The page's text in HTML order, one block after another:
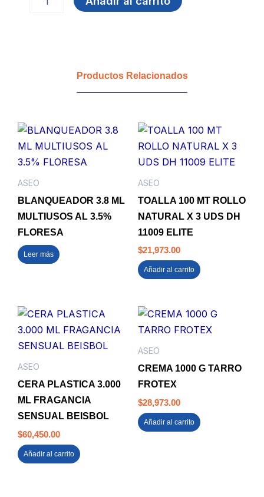
ABRASIVO
Productos Relacionados
ASEO
BLANQUEADOR 3.8 ML
MULTIUSOS AL 3.5%
FLORESA
Leer más
ASEO
TOALLA 100 MT ROLLO
NATURAL X 3 UDS DH
11009 ELITE
$21,973.00
Añadir al carrito
ASEO
CERA PLASTICA 3.000
ML FRAGANCIA
SENSUAL BEISBOL
$60,450.00
Añadir al carrito
ASEO
CREMA 1000 G TARRO
FROTEX
$28,973.00
Añadir al carrito